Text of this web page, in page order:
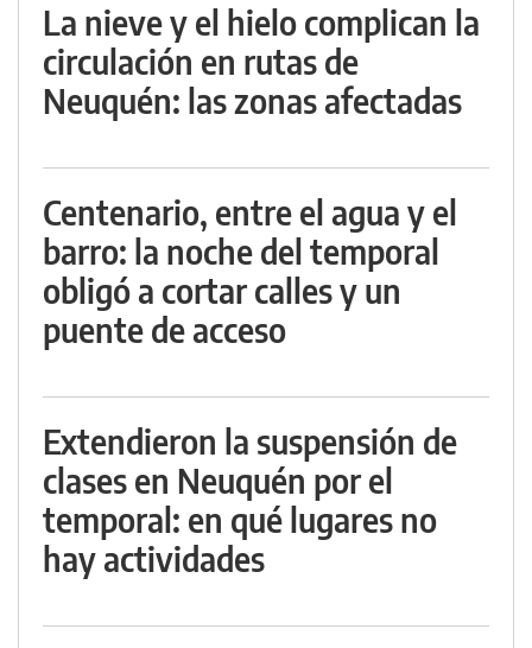
La nieve y el hielo complican la
circulación en rutas de
Neuquén: las zonas afectadas
Centenario, entre el agua y el
barro: la noche del temporal
obligó a cortar calles y un
puente de acceso
Extendieron la suspensión de
clases en Neuquén por el
temporal: en qué lugares no
hay actividades